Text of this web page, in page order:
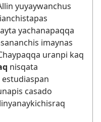
yuyaywanchus
yachanapaqqa
imaynas
uranpi kaq
nisqata
estudiaspan
casado